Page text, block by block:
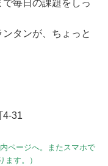
毎日の課題をしっ
タンが、ちょっと
31
ページへ。またスマホで
す。）